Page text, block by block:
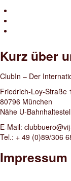
Kurz über
ClubIn – Der
Friedrich-Loy-Straße
80796 München
Nähe U-
E-Mail:
Tel.: + 49 (0)89/306